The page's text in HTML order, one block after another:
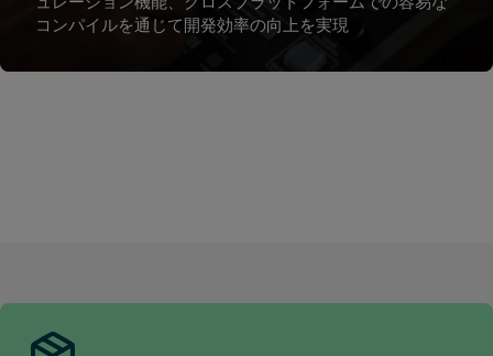
コンパイルを通じて開発効率の向上を実現